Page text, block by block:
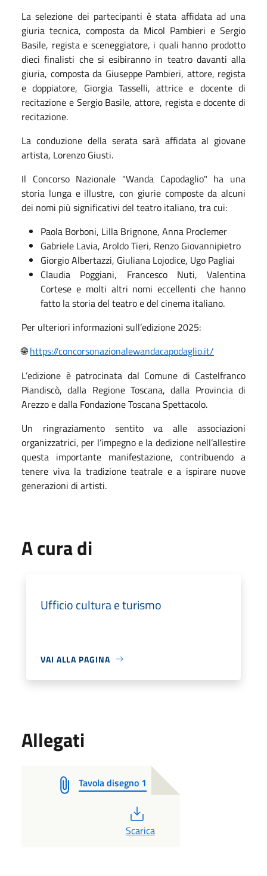
La selezione dei partecipanti è stata affidata ad una
giuria tecnica, composta da Micol Pambieri e Sergio
Basile, regista e sceneggiatore, i quali hanno prodotto
dieci finalisti che si esibiranno in teatro davanti alla
giuria, composta da Giuseppe Pambieri, attore, regista
e doppiatore, Giorgia Tasselli, attrice e docente di
recitazione e Sergio Basile, attore, regista e docente di
recitazione.
La conduzione della serata sarà affidata al giovane
artista, Lorenzo Giusti.
Il Concorso Nazionale "Wanda Capodaglio" ha una
storia lunga e illustre, con giurie composte da alcuni
dei nomi più significativi del teatro italiano, tra cui:
Paola Borboni, Lilla Brignone, Anna Proclemer
Gabriele Lavia, Aroldo Tieri, Renzo Giovannipietro
Giorgio Albertazzi, Giuliana Lojodice, Ugo Pagliai
Claudia Poggiani, Francesco Nuti, Valentina
Cortese e molti altri nomi eccellenti che hanno
fatto la storia del teatro e del cinema italiano.
Per ulteriori informazioni sull’edizione 2025:
🌐 https://concorsonazionalewandacapodaglio.it/
L’edizione è patrocinata dal Comune di Castelfranco
Piandiscò, dalla Regione Toscana, dalla Provincia di
Arezzo e dalla Fondazione Toscana Spettacolo.
Un ringraziamento sentito va alle associazioni
organizzatrici, per l’impegno e la dedizione nell’allestire
questa importante manifestazione, contribuendo a
tenere viva la tradizione teatrale e a ispirare nuove
generazioni di artisti.
A cura di
Ufficio cultura e turismo
VAI ALLA PAGINA
Allegati
Tavola disegno 1
PDF
Scarica